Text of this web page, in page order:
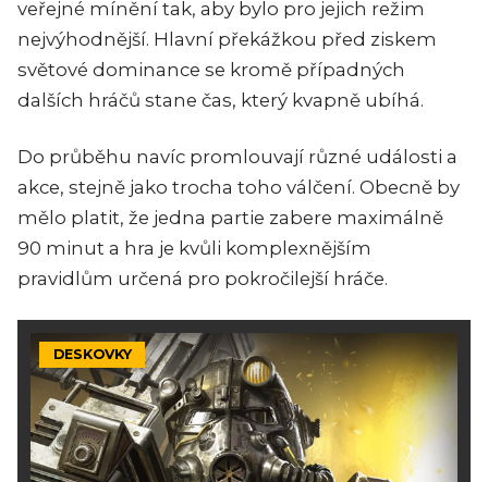
veřejné mínění tak, aby bylo pro jejich režim
nejvýhodnější. Hlavní překážkou před ziskem
světové dominance se kromě případných
dalších hráčů stane čas, který kvapně ubíhá.
Do průběhu navíc promlouvají různé události a
akce, stejně jako trocha toho válčení. Obecně by
mělo platit, že jedna partie zabere maximálně
90 minut a hra je kvůli komplexnějším
pravidlům určená pro pokročilejší hráče.
DESKOVKY